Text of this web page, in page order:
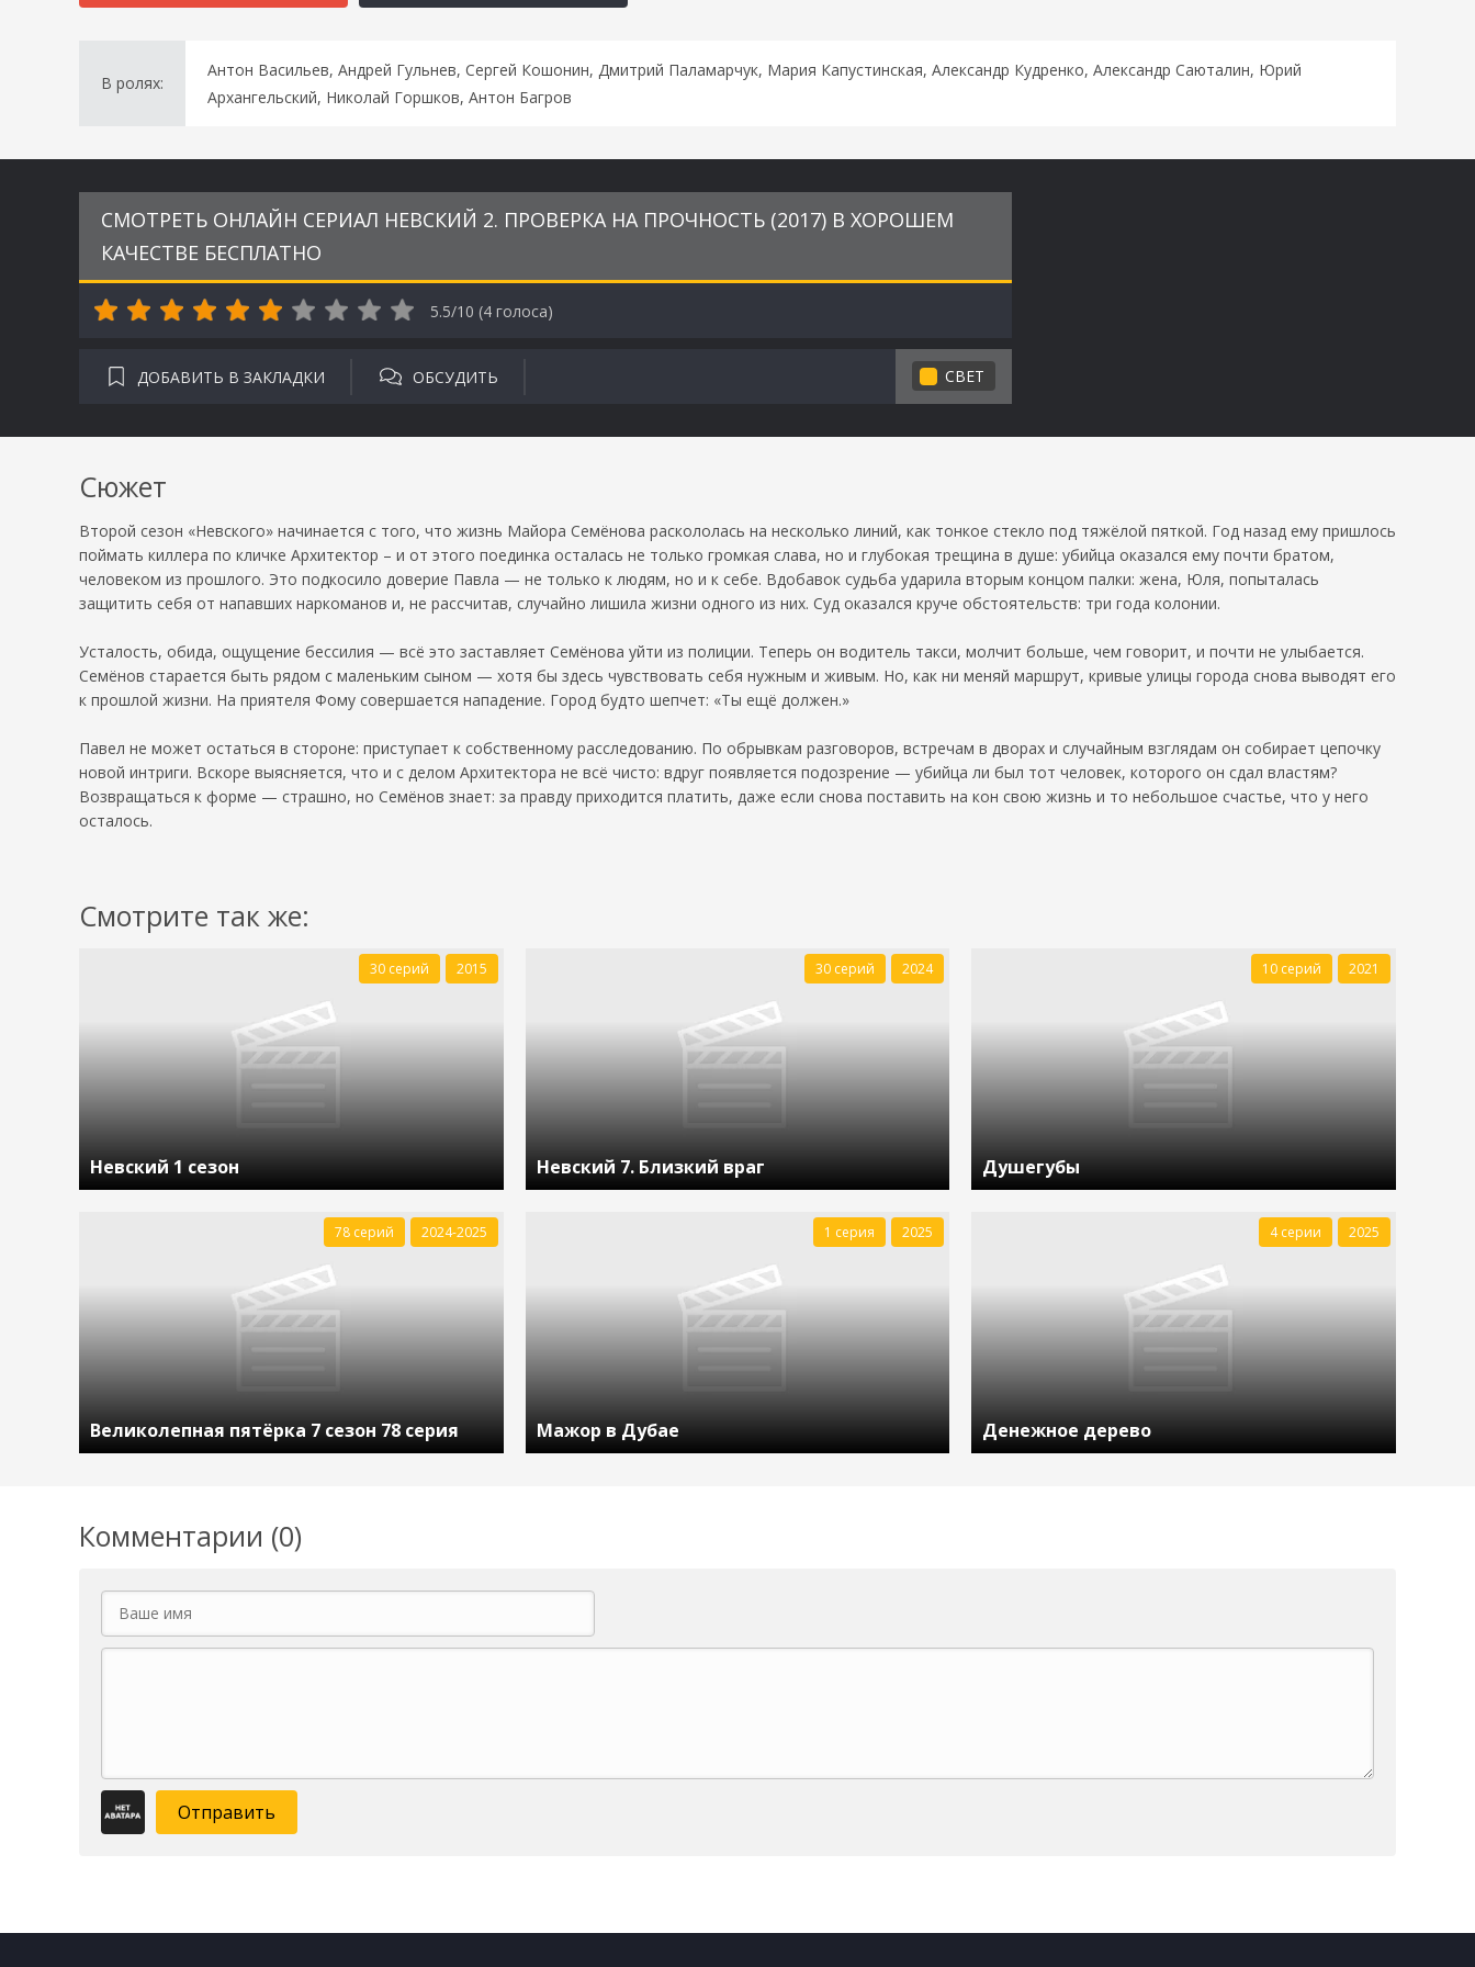
В ролях:
Антон Васильев, Андрей Гульнев, Сергей Кошонин, Дмитрий Паламарчук, Мария Капустинская, Александр Кудренко, Александр Саюталин, Юрий
Архангельский, Николай Горшков, Антон Багров
СМОТРЕТЬ ОНЛАЙН СЕРИАЛ НЕВСКИЙ 2. ПРОВЕРКА НА ПРОЧНОСТЬ (2017) В ХОРОШЕМ
КАЧЕСТВЕ БЕСПЛАТНО
5.5/10 (4 голоса)
ДОБАВИТЬ В ЗАКЛАДКИ ОБСУДИТЬ СВЕТ
Сюжет
Второй сезон «Невского» начинается с того, что жизнь Майора Семёнова раскололась на несколько линий, как тонкое стекло под тяжёлой пяткой. Год назад ему пришлось
поймать киллера по кличке Архитектор – и от этого поединка осталась не только громкая слава, но и глубокая трещина в душе: убийца оказался ему почти братом,
человеком из прошлого. Это подкосило доверие Павла — не только к людям, но и к себе. Вдобавок судьба ударила вторым концом палки: жена, Юля, попыталась
защитить себя от напавших наркоманов и, не рассчитав, случайно лишила жизни одного из них. Суд оказался круче обстоятельств: три года колонии.
Усталость, обида, ощущение бессилия — всё это заставляет Семёнова уйти из полиции. Теперь он водитель такси, молчит больше, чем говорит, и почти не улыбается.
Семёнов старается быть рядом с маленьким сыном — хотя бы здесь чувствовать себя нужным и живым. Но, как ни меняй маршрут, кривые улицы города снова выводят его
к прошлой жизни. На приятеля Фому совершается нападение. Город будто шепчет: «Ты ещё должен.»
Павел не может остаться в стороне: приступает к собственному расследованию. По обрывкам разговоров, встречам в дворах и случайным взглядам он собирает цепочку
новой интриги. Вскоре выясняется, что и с делом Архитектора не всё чисто: вдруг появляется подозрение — убийца ли был тот человек, которого он сдал властям?
Возвращаться к форме — страшно, но Семёнов знает: за правду приходится платить, даже если снова поставить на кон свою жизнь и то небольшое счастье, что у него
осталось.
Смотрите так же:
Невский 1 сезон
30 серий 2015
Невский 7. Близкий враг
30 серий 2024
Душегубы
10 серий 2021
Великолепная пятёрка 7 сезон 78 серия
78 серий 2024-2025
Мажор в Дубае
1 серия 2025
Денежное дерево
4 серии 2025
Комментарии (0)
Отправить